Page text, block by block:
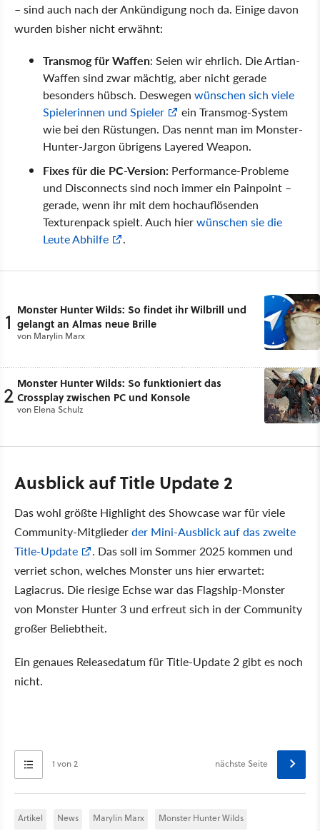
– sind auch nach der Ankündigung noch da. Einige davon
wurden bisher nicht erwähnt:
Transmog für Waffen: Seien wir ehrlich. Die Artian-
Waffen sind zwar mächtig, aber nicht gerade
besonders hübsch. Deswegen wünschen sich viele
Spielerinnen und Spieler
ein Transmog-System
wie bei den Rüstungen. Das nennt man im Monster-
Hunter-Jargon übrigens Layered Weapon.
Fixes für die PC-Version: Performance-Probleme
und Disconnects sind noch immer ein Painpoint –
gerade, wenn ihr mit dem hochauflösenden
Texturenpack spielt. Auch hierwünschen sie die
Leute Abhilfe
.
1 Monster Hunter Wilds: So findet ihr Wilbrill und
gelangt an Almas neue Brille
von Marylin Marx
2 Monster Hunter Wilds: So funktioniert das
Crossplay zwischen PC und Konsole
von Elena Schulz
Ausblick auf Title Update 2
Das wohl größte Highlight des Showcase war für viele
Community-Mitgliederder Mini-Ausblick auf das zweite
Title-Update
. Das soll im Sommer 2025 kommen und
verriet schon, welches Monster uns hier erwartet:
Lagiacrus. Die riesige Echse war das Flagship-Monster
von Monster Hunter 3 und erfreut sich in der Community
großer Beliebtheit.
Ein genaues Releasedatum für Title-Update 2 gibt es noch
nicht.
1 von 2 nächste Seite
Artikel News Marylin Marx Monster Hunter Wilds